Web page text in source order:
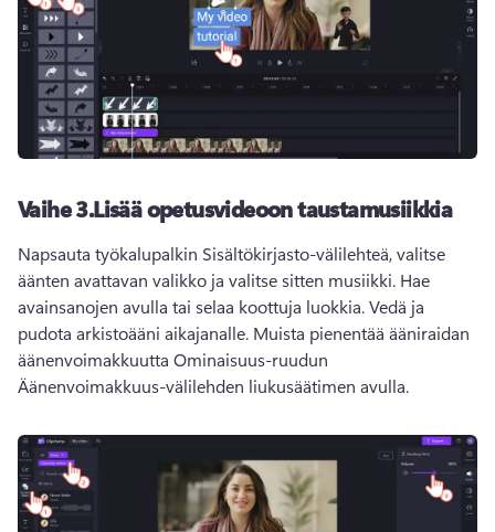
Vaihe 3.Lisää opetusvideoon taustamusiikkia
Napsauta työkalupalkin Sisältökirjasto-välilehteä, valitse
äänten avattavan valikko ja valitse sitten musiikki. Hae
avainsanojen avulla tai selaa koottuja luokkia. Vedä ja
pudota arkistoääni aikajanalle. Muista pienentää ääniraidan
äänenvoimakkuutta Ominaisuus-ruudun
Äänenvoimakkuus-välilehden liukusäätimen avulla.